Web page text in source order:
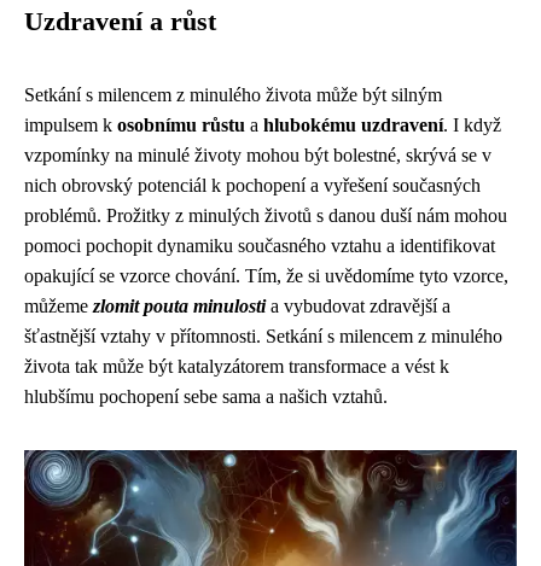
Uzdravení a růst
Setkání s milencem z minulého života může být silným
impulsem k osobnímu růstu a hlubokému uzdravení. I když
vzpomínky na minulé životy mohou být bolestné, skrývá se v
nich obrovský potenciál k pochopení a vyřešení současných
problémů. Prožitky z minulých životů s danou duší nám mohou
pomoci pochopit dynamiku současného vztahu a identifikovat
opakující se vzorce chování. Tím, že si uvědomíme tyto vzorce,
můžeme zlomit pouta minulostia vybudovat zdravější a
šťastnější vztahy v přítomnosti. Setkání s milencem z minulého
života tak může být katalyzátorem transformace a vést k
hlubšímu pochopení sebe sama a našich vztahů.